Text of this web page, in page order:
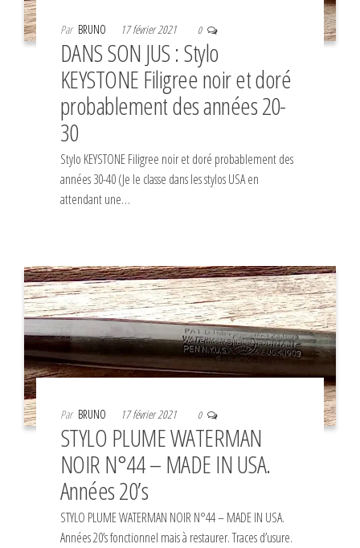
Par BRUNO 17 février 2021 0
DANS SON JUS : Stylo
KEYSTONE Filigree noir et doré
probablement des années 20-
30
Stylo KEYSTONE Filigree noir et doré probablement des
années 30-40 (Je le classe dans les stylos USA en
attendant une…
Par BRUNO 17 février 2021 0
STYLO PLUME WATERMAN
NOIR N°44 – MADE IN USA.
Années 20’s
STYLO PLUME WATERMAN NOIR N°44 – MADE IN USA.
Années 20’s fonctionnel mais à restaurer. Traces d’usure.